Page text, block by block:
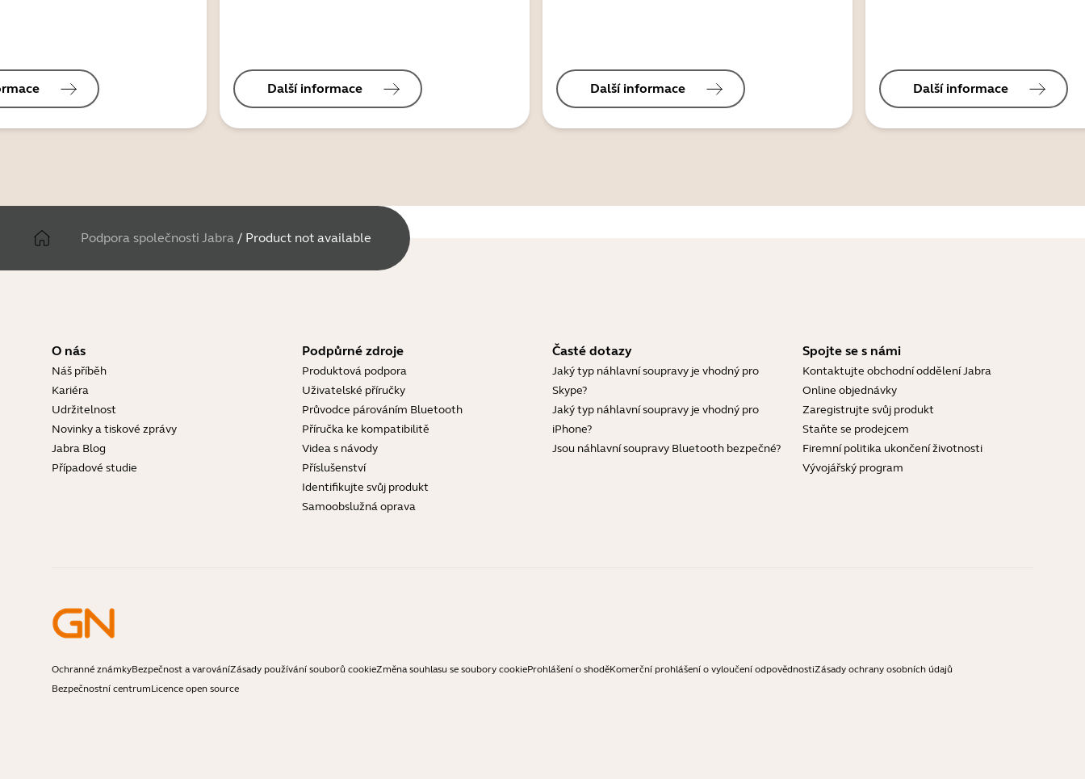
Další informace Další informace Další informace
Podpora společnosti Jabra / Product not available
O nás
Náš příběh
Kariéra
Udržitelnost
Novinky a tiskové zprávy
Jabra Blog
Případové studie
Podpůrné zdroje
Produktová podpora
Uživatelské příručky
Průvodce párováním Bluetooth
Příručka ke kompatibilitě
Videa s návody
Příslušenství
Identifikujte svůj produkt
Samoobslužná oprava
Časté dotazy
Jaký typ náhlavní soupravy je vhodný pro
Skype?
Jaký typ náhlavní soupravy je vhodný pro
iPhone?
Jsou náhlavní soupravy Bluetooth bezpečné?
Spojte se s námi
Kontaktujte obchodní oddělení Jabra
Online objednávky
Zaregistrujte svůj produkt
Staňte se prodejcem
Firemní politika ukončení životnosti
Vývojářský program
Ochranné známkyBezpečnost a varováníZásady používání souborů cookieZměna souhlasu se soubory cookieProhlášení o shoděKomerční prohlášení o vyloučení odpovědnostiZásady ochrany osobních údajů
Bezpečnostní centrumLicence open source